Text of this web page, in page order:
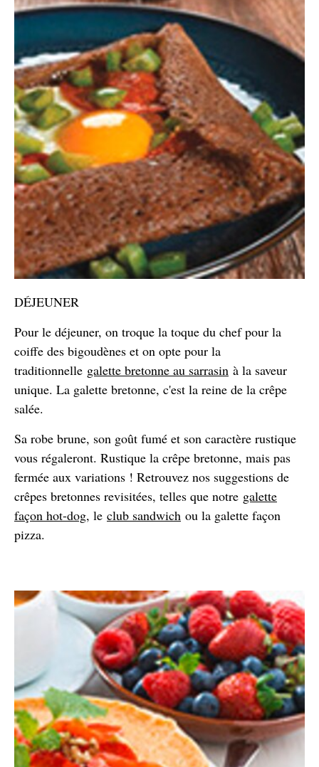
DÉJEUNER
Pour le déjeuner, on troque la toque du chef pour la
coiffe des bigoudènes et on opte pour la
traditionnelle galette bretonne au sarrasin à la saveur
unique. La galette bretonne, c'est la reine de la crêpe
salée.
Sa robe brune, son goût fumé et son caractère rustique
vous régaleront. Rustique la crêpe bretonne, mais pas
fermée aux variations ! Retrouvez nos suggestions de
crêpes bretonnes revisitées, telles que notre galette
façon hot-dog, le club sandwich ou la galette façon
pizza.